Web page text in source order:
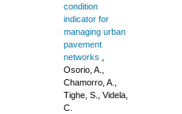
condition
indicator for
managing urban
pavement
networks
Osorio, A.,
Chamorro, A.,
Tighe, S., Videla,
C.